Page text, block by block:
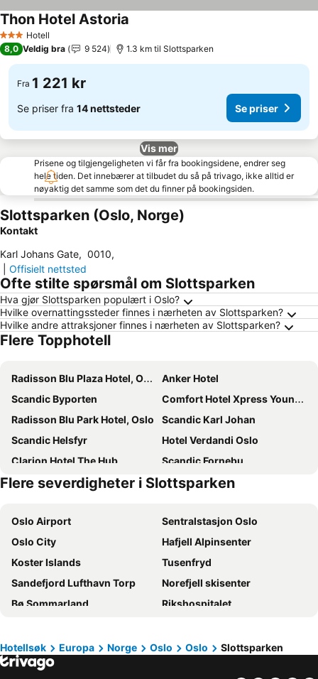
3 StjernerHotell
Thon Hotel Astoria
8,0 Veldig bra 9 524 1.3 km til Slottsparken
Fra 1 221 kr
Se priser fra 14 nettsteder Se priser
Vis mer
Prisene og tilgjengeligheten vi får fra bookingsidene, endrer seg
hele tiden. Det innebærer at tilbudet du så på trivago, ikke alltid er
nøyaktig det samme som det du finner på bookingsiden.
Slottsparken (Oslo, Norge)
Kontakt
Karl Johans Gate, 0010,
Offisielt nettsted
Ofte stilte spørsmål om Slottsparken
Hva gjør Slottsparken populært i Oslo?
Hvilke overnattingssteder finnes i nærheten av Slottsparken?
Hvilke andre attraksjoner finnes i nærheten av Slottsparken?
Flere Topphotell
Radisson Blu Plaza Hotel, Oslo
Anker Hotel
Scandic Byporten
Comfort Hotel Xpress Youngstorget
Radisson Blu Park Hotel, Oslo
Scandic Karl Johan
Scandic Helsfyr
Hotel Verdandi Oslo
Clarion Hotel The Hub
Scandic Fornebu
Scandic Holmenkollen Park
Radisson Blu Scandinavia Hotel, Oslo
Smarthotel Oslo
Comfort Hotel Xpress Central Station
K7 Hotel Oslo
Comfort Hotel Karl Johan
Thon Hotel Oslofjord
Scandic St Olavs Plass
Quality Hotel 33
MediInn Hotel Oslo
Comfort Hotel Grand Central
Thon Hotel Opera
Sommerro
Scandic Holberg
Hotell Bondeheimen
Flere severdigheter i Slottsparken
Oslo Airport
Sentralstasjon Oslo
Oslo City
Hafjell Alpinsenter
Koster Islands
Tusenfryd
Sandefjord Lufthavn Torp
Norefjell skisenter
Bø Sommarland
Rikshospitalet
Hunderfossen
Gardermoen
Grünerløkka
Hotellsøk Europa Norge Oslo Oslo Slottsparken